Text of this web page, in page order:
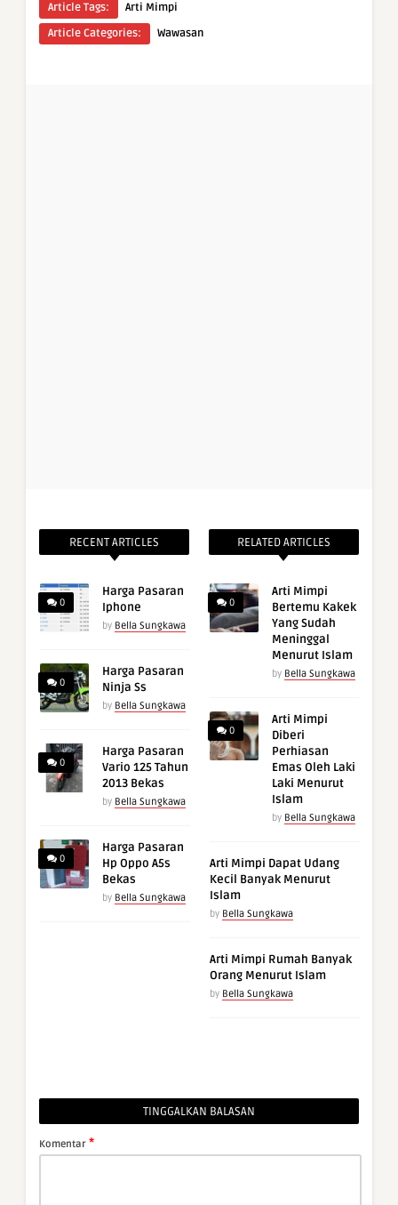
Article Tags:
Arti Mimpi
Article Categories:
Wawasan
RECENT ARTICLES
0
Harga Pasaran
Iphone
by Bella Sungkawa
0
Harga Pasaran
Ninja Ss
by Bella Sungkawa
0
Harga Pasaran
Vario 125 Tahun
2013 Bekas
by Bella Sungkawa
0
Harga Pasaran
Hp Oppo A5s
Bekas
by Bella Sungkawa
RELATED ARTICLES
0
Arti Mimpi
Bertemu Kakek
Yang Sudah
Meninggal
Menurut Islam
by Bella Sungkawa
0
Arti Mimpi
Diberi
Perhiasan
Emas Oleh Laki
Laki Menurut
Islam
by Bella Sungkawa
Arti Mimpi Dapat Udang
Kecil Banyak Menurut
Islam
by Bella Sungkawa
Arti Mimpi Rumah Banyak
Orang Menurut Islam
by Bella Sungkawa
TINGGALKAN BALASAN
Komentar *